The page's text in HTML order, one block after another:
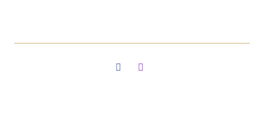
FacebookInstagram